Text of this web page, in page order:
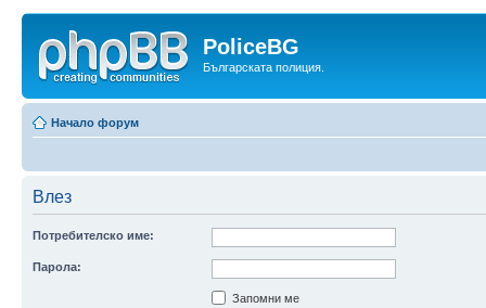
PoliceBG
Българската полиция.
Начало форум
Влез
Потребителско име:
Парола:
Запомни ме